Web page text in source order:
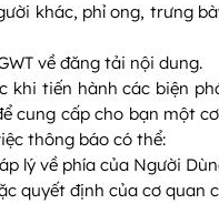
khác, phỉ ong, trưng
về đăng tải nội dung.
tiến hành các biện
cung cấp cho bạn một
thông báo có thể:
lý về phía của Người
quyết định của cơ quan